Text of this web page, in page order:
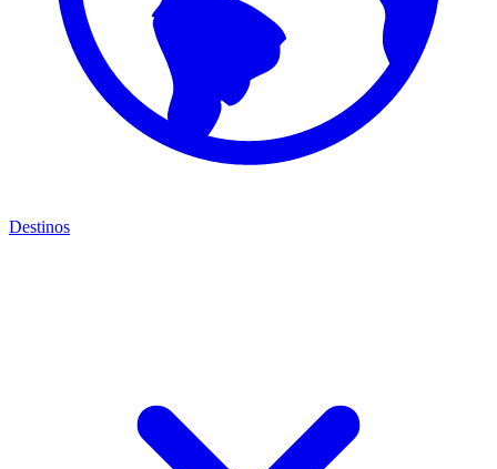
Destinos